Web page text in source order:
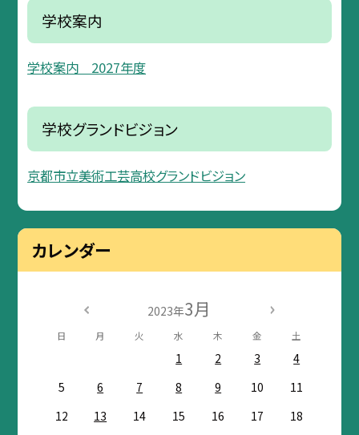
学校案内
学校案内 2027年度
学校グランドビジョン
京都市立美術工芸高校グランドビジョン
カレンダー
2023年3月
日 月 火 水 木 金 土
1 2 3
4
5
6 7 8 9 10
11
12
13 14 15 16 17
18